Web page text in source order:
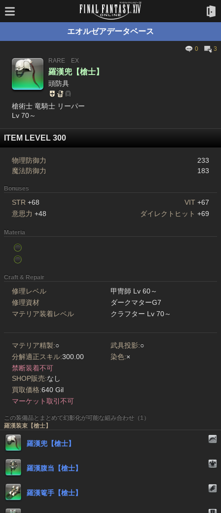
エオルゼアデータベース
0
3
RARE
EX
羅漢兜【槍士】
頭防具
槍術士 竜騎士 リーパー
Lv 70～
ITEM LEVEL 300
物理防御力
233
魔法防御力
183
Bonuses
STR +68 VIT +67
意思力 +48 ダイレクトヒット +69
Materia
Craft & Repair
修理レベル
甲冑師 Lv 60～
修理資材
ダークマターG7
マテリア装着レベル
クラフター Lv 70～
マテリア精製:○ 武具投影:○
分解適正スキル:300.00 染色:×
禁断装着不可
SHOP販売:なし
買取価格:640 Gil
マーケット取引不可
この装備品とまとめて幻影化が可能な組み合わせ（1）
羅漢装束【槍士】
羅漢兜【槍士】
羅漢腹当【槍士】
羅漢篭手【槍士】